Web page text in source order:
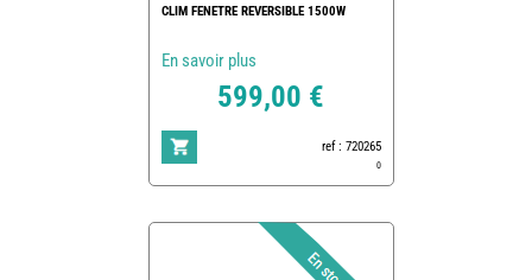
CLIM FENETRE REVERSIBLE 1500W
En savoir plus
599,00 €
ref : 720265
0